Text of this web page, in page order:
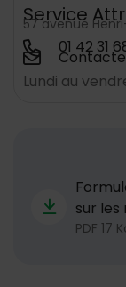
Service
57 avenue
01 42 31
Lundi au
sur
PDF 17